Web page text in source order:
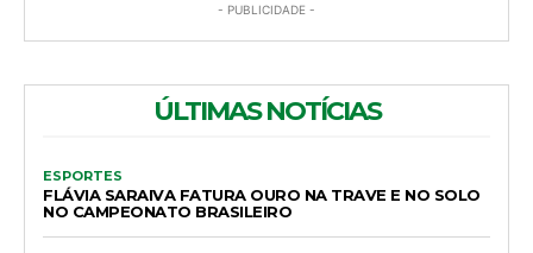
- PUBLICIDADE -
ÚLTIMAS NOTÍCIAS
ESPORTES
FLÁVIA SARAIVA FATURA OURO NA TRAVE E NO SOLO
NO CAMPEONATO BRASILEIRO